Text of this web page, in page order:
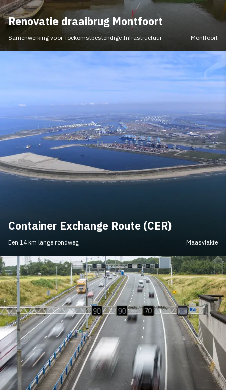
Renovatie draaibrug Montfoort
Samenwerking voor Toekomstbestendige Infrastructuur Montfoort
Container Exchange Route (CER)
Een 14 km lange rondweg Maasvlakte